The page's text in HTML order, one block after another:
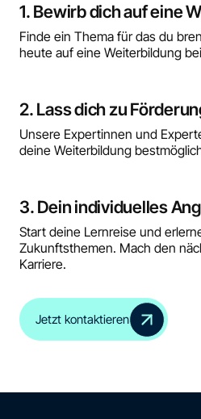
1. Bewirb dich auf eine
Finde ein Thema für das du
heute auf eine Weiterbildung
2. Lass dich zu
Unsere Expertinnen und
deine Weiterbildung
3. Dein individuelles
Start deine Lernreise und
Zukunftsthemen. Mach den
Karriere.
Jetzt kontaktieren